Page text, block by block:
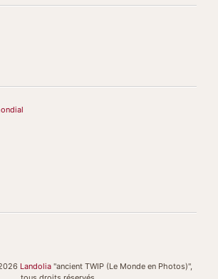
Landolia"ancient TWIP (Le Monde en Photos)",